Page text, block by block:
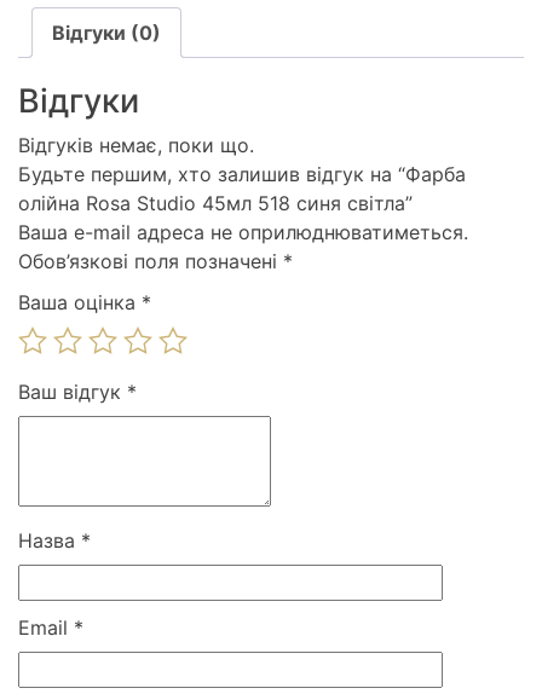
синя
світла
кількість
Відгуки (0)
Відгуки
Відгуків немає, поки що.
Будьте першим, хто залишив відгук на “Фарба
олійна Rosa Studio 45мл 518 синя світла”
Ваша e-mail адреса не оприлюднюватиметься.
Обов’язкові поля позначені *
Ваша оцінка *
Ваш відгук *
Назва *
Email *